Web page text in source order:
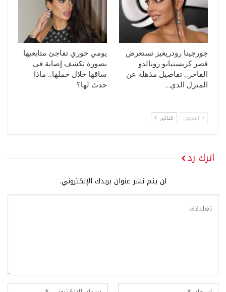
جورجينا رودريغيز تستعرض
قصر كريستيانو رونالدو
الفاخر.. تفاصيل مذهلة عن
المنزل الذي…
يومي خوري تفاجئ متابعيها
بصورة تكشف إصابة في
ساقها خلال حملها.. ماذا
حدث لها؟
السابق التالي
اترك رد
لن يتم نشر عنوان بريدك الإلكتروني.